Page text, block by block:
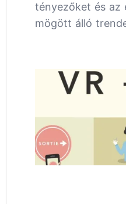
tényezőket és az
mögött álló